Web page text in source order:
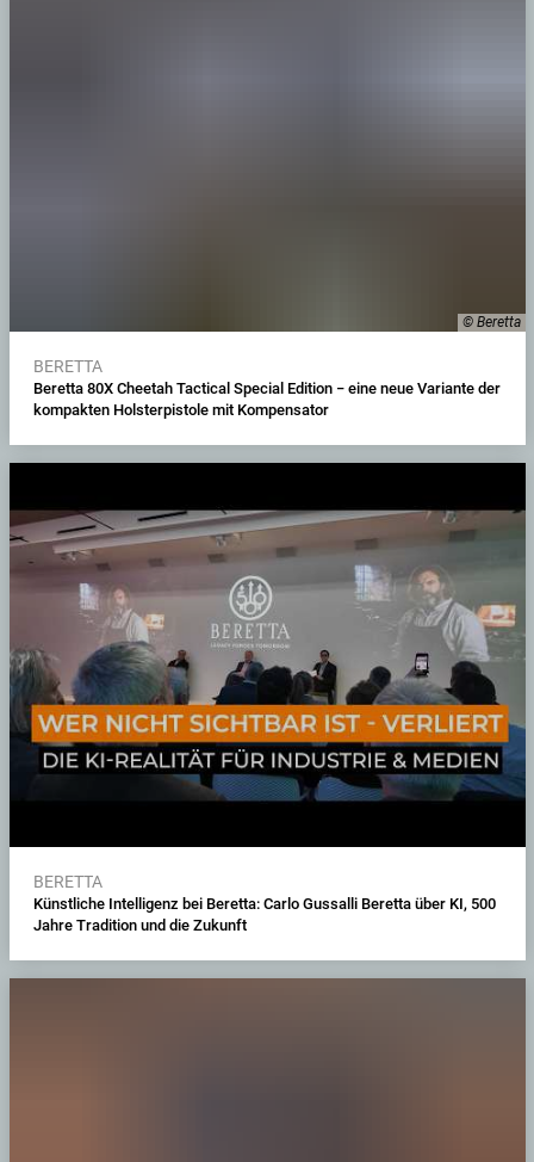
© Beretta
BERETTA
Beretta 80X Cheetah Tactical Special Edition − eine neue Variante der
kompakten Holsterpistole mit Kompensator
BERETTA
Künstliche Intelligenz bei Beretta: Carlo Gussalli Beretta über KI, 500
Jahre Tradition und die Zukunft